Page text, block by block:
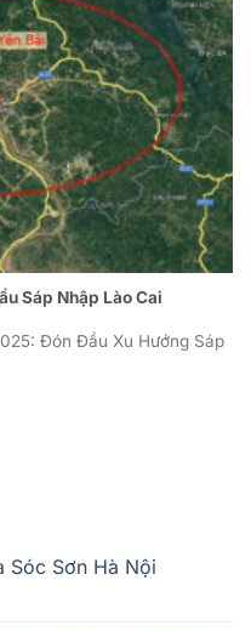
Sáp Nhập Lào Cai
Đón Đầu Xu Hướng Sáp
Sóc Sơn Hà Nội